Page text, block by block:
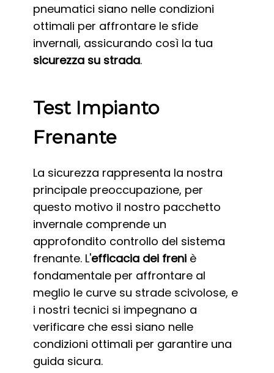
pneumatici siano nelle condizioni
ottimali per affrontare le sfide
invernali, assicurando così la tua
sicurezza su strada.
Test Impianto
Frenante
La sicurezza rappresenta la nostra
principale preoccupazione, per
questo motivo il nostro pacchetto
invernale comprende un
approfondito controllo del sistema
frenante. L'efficacia dei freniè
fondamentale per affrontare al
meglio le curve su strade scivolose, e
i nostri tecnici si impegnano a
verificare che essi siano nelle
condizioni ottimali per garantire una
guida sicura.